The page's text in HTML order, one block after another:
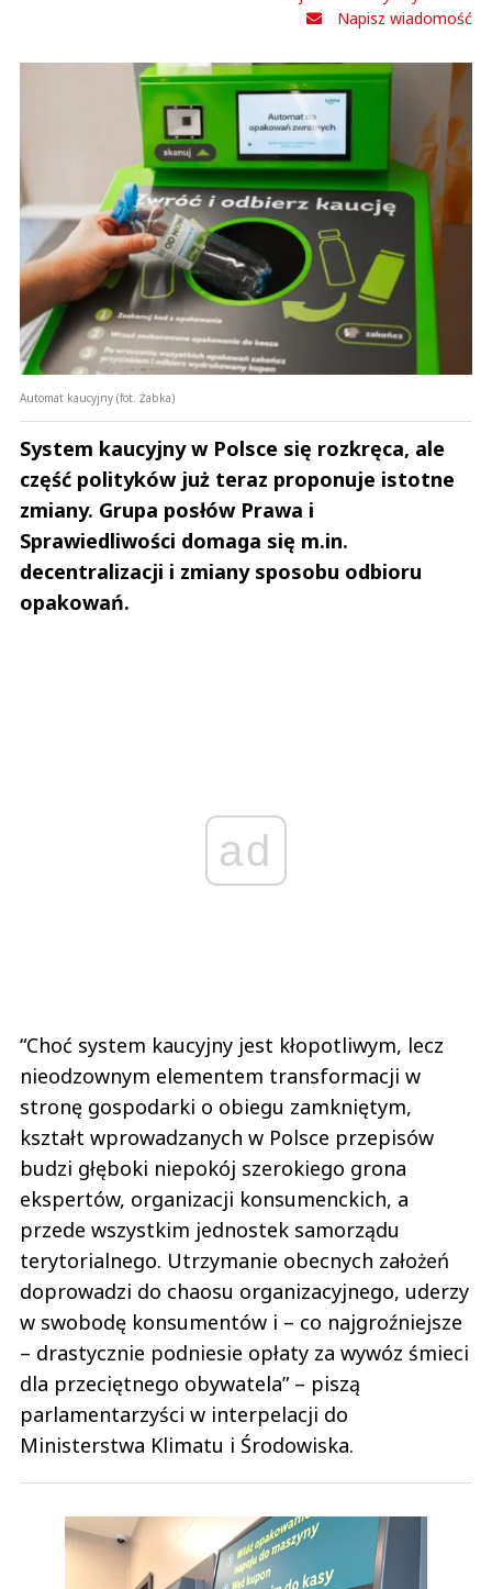
Zostaw swoje komentarze
Imię (Wymagane)
Anuluj
Prześlij komentarz
Napisz wiadomość
Automat kaucyjny (fot. Żabka)
System kaucyjny w Polsce się rozkręca, ale
część polityków już teraz proponuje istotne
zmiany. Grupa posłów Prawa i
Sprawiedliwości domaga się m.in.
decentralizacji i zmiany sposobu odbioru
opakowań.
ad
“Choć system kaucyjny jest kłopotliwym, lecz
nieodzownym elementem transformacji w
stronę gospodarki o obiegu zamkniętym,
kształt wprowadzanych w Polsce przepisów
budzi głęboki niepokój szerokiego grona
ekspertów, organizacji konsumenckich, a
przede wszystkim jednostek samorządu
terytorialnego. Utrzymanie obecnych założeń
doprowadzi do chaosu organizacyjnego, uderzy
w swobodę konsumentów i – co najgroźniejsze
– drastycznie podniesie opłaty za wywóz śmieci
dla przeciętnego obywatela” – piszą
parlamentarzyści w interpelacji do
Ministerstwa Klimatu i Środowiska.